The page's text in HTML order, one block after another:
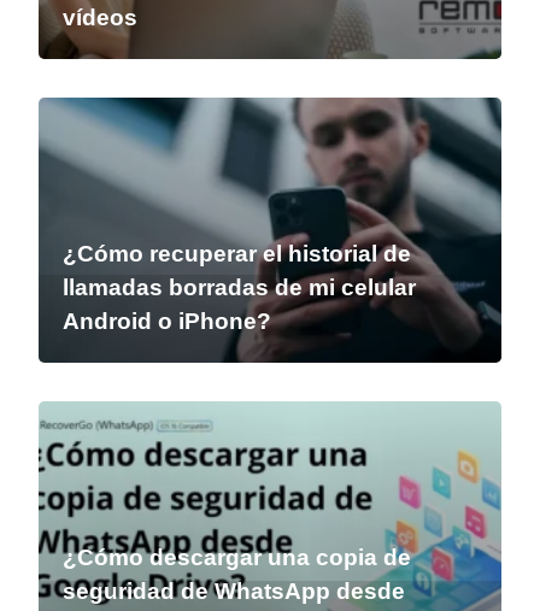
vídeos
¿Cómo recuperar el historial de
llamadas borradas de mi celular
Android o iPhone?
¿Cómo descargar una copia de
seguridad de WhatsApp desde